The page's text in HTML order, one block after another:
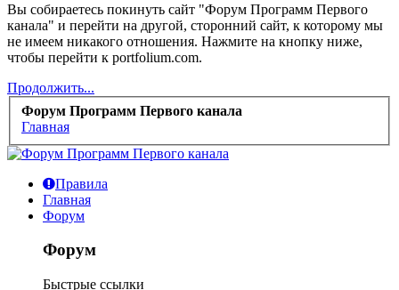
Вы собираетесь покинуть сайт "Форум Программ Первого
канала" и перейти на другой, сторонний сайт, к которому мы
не имеем никакого отношения. Нажмите на кнопку ниже,
чтобы перейти к portfolium.com.
Продолжить...
Форум Программ Первого канала
Главная
Правила
Главная
Форум
Форум
Быстрые ссылки